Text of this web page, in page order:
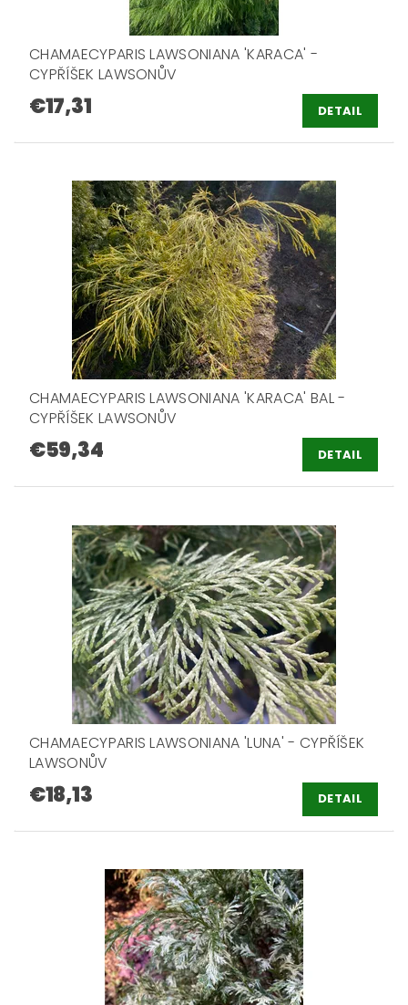
CHAMAECYPARIS LAWSONIANA 'KARACA' -
CYPŘÍŠEK LAWSONŮV
€17,31 DETAIL
CHAMAECYPARIS LAWSONIANA 'KARACA' BAL -
CYPŘÍŠEK LAWSONŮV
€59,34 DETAIL
CHAMAECYPARIS LAWSONIANA 'LUNA' - CYPŘÍŠEK
LAWSONŮV
€18,13 DETAIL